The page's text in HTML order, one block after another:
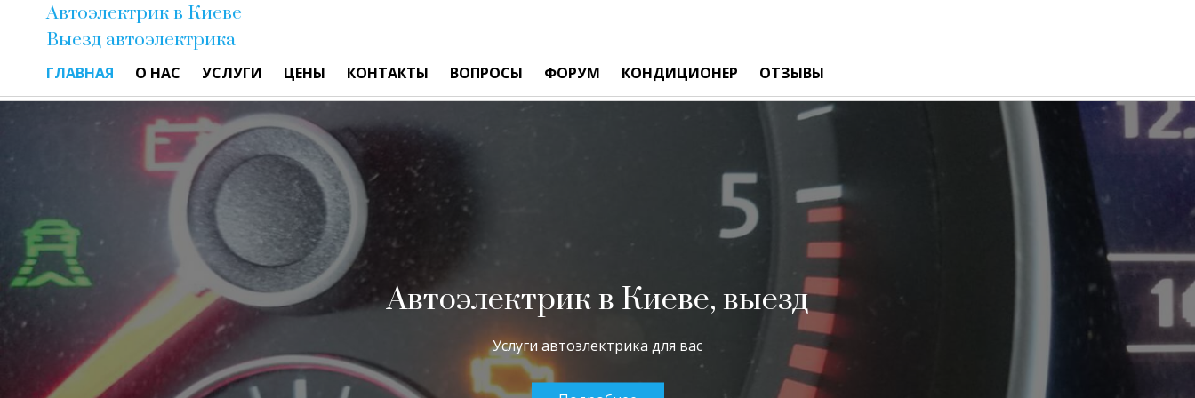
Автоэлектрик в Киеве
Выезд автоэлектрика
ГЛАВНАЯ О НАС УСЛУГИ ЦЕНЫ КОНТАКТЫ ВОПРОСЫ ФОРУМ КОНДИЦИОНЕР ОТЗЫВЫ
Автоэлектрик в Киеве, выезд
Услуги автоэлектрика для вас